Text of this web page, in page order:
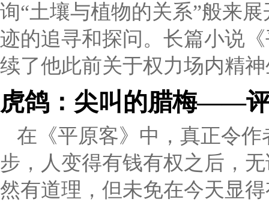
询“土壤与植物的关系”般来
迹的追寻和探问。长篇小说
续了他此前关于权力场内精
虎鸽：尖叫的腊梅——
在《平原客》中，真正令
步，人变得有钱有权之后，
然有道理，但未免在今天显